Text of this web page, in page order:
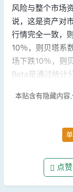
风险与整个市场
说，这是资产对
行情完全一致，
10％，则贝塔系
场下跌10％，则
Beta是通过统计
本贴含有隐藏内容
点赞